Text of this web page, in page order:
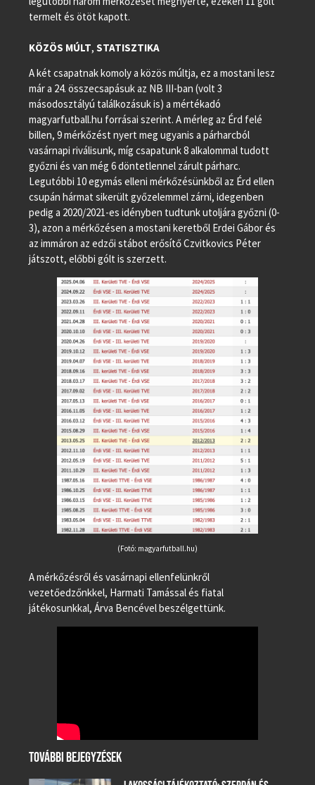
termelt és ötöt kapott.
KÖZÖS MÚLT, STATISZTIKA
A két csapatnak komoly a közös múltja, ez a mostani lesz
már a 24. összecsapásuk az NB III-ban (volt 3
másodosztályú találkozásuk is) a mértékadó
magyarfutball.hu forrásai szerint. A mérleg az Érd felé
billen, 9 mérkőzést nyert meg ugyanis a párharcból
vasárnapi riválisunk, míg csapatunk 8 alkalommal tudott
győzni és van még 6 döntetlennel zárult párharc.
Legutóbbi 10 egymás elleni mérkőzésünkből az Érd ellen
csupán hármat sikerült győzelemmel zárni, idegenben
pedig a 2020/2021-es idényben tudtunk utoljára győzni (0-
3), azon a mérkőzésen a mostani keretből Erdei Gábor és
az immáron az edzői stábot erősítő Czvitkovics Péter
játszott, előbbi gólt is szerzett.
(Fotó: magyarfutball.hu)
A mérkőzésről és vasárnapi ellenfelünkről
vezetőedzőnkkel, Harmati Tamással és fiatal
játékosunkkal, Árva Bencével beszélgettünk.
TOVÁBBI BEJEGYZÉSEK